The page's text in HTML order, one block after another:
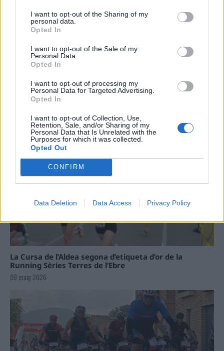
I want to opt-out of the Sharing of my
personal data.
Opted In
I want to opt-out of the Sale of my
Personal Data.
Opted In
I want to opt-out of processing my
Personal Data for Targeted Advertising.
Opted In
I want to opt-out of Collection, Use,
Retention, Sale, and/or Sharing of my
Personal Data that Is Unrelated with the
Purposes for which it was collected.
Opted Out
CONFIRM
Data Deletion Data Access Privacy Policy
Els vestits de paper guanyen força
31 de juliol de 2026
La Cursa de l’Aldea segona d’etiqueta d’or de la
Running Sèries Terres de l’Ebre
09 maig 2026